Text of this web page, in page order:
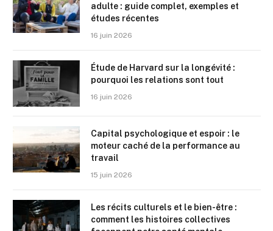
adulte : guide complet, exemples et
études récentes
16 juin 2026
Étude de Harvard sur la longévité :
pourquoi les relations sont tout
16 juin 2026
Capital psychologique et espoir : le
moteur caché de la performance au
travail
15 juin 2026
Les récits culturels et le bien-être :
comment les histoires collectives